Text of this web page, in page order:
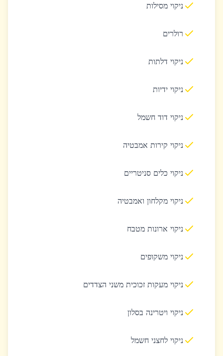
ניקוי מסילות
רולרים
ניקוי דלתות
ניקוי ידיות
ניקוי דוד חשמל
ניקוי קירות אמבטיה
ניקוי כלים סניטריים
ניקוי מקלחון ואמבטיה
ניקוי ארונות מטבח
ניקוי משקופים
ניקוי מעקות זכוכית משני הצדדים
ניקוי ויטרינה בסלון
ניקוי לחצני חשמל